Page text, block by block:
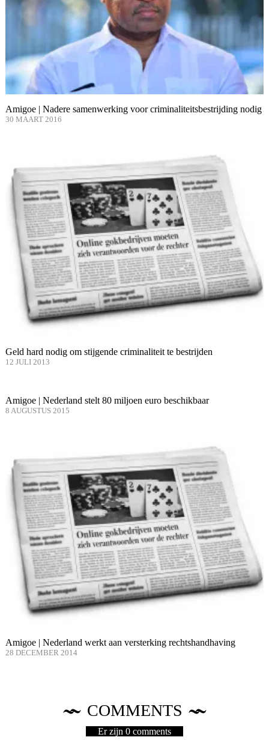
Amigoe | Nadere samenwerking voor criminaliteitsbestrijding nodig
30 MAART 2016
Geld hard nodig om stijgende criminaliteit te bestrijden
12 JULI 2013
Amigoe | Nederland stelt 80 miljoen euro beschikbaar
8 AUGUSTUS 2015
Amigoe | Nederland werkt aan versterking rechtshandhaving
28 DECEMBER 2014
COMMENTS
Er zijn 0 comments